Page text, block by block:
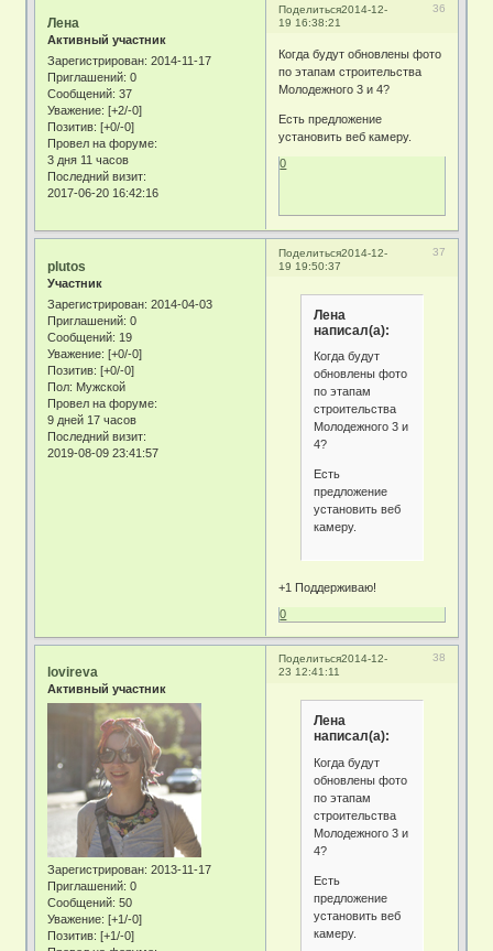
Поделиться 36
2014-12-
19 16:38:21
Лена
Активный участник
Зарегистрирован: 2014-11-17
Приглашений: 0
Сообщений: 37
Уважение: [+2/-0]
Позитив: [+0/-0]
Провел на форуме:
3 дня 11 часов
Последний визит:
2017-06-20 16:42:16
Когда будут обновлены фото
по этапам строительства
Молодежного 3 и 4?
Есть предложение
установить веб камеру.
0
Поделиться 37
2014-12-
19 19:50:37
plutos
Участник
Зарегистрирован: 2014-04-03
Приглашений: 0
Сообщений: 19
Уважение: [+0/-0]
Позитив: [+0/-0]
Пол: Мужской
Провел на форуме:
9 дней 17 часов
Последний визит:
2019-08-09 23:41:57
Лена
написал(а):
Когда будут
обновлены фото
по этапам
строительства
Молодежного 3 и
4?
Есть
предложение
установить веб
камеру.
+1 Поддерживаю!
0
Поделиться 38
2014-12-
23 12:41:11
lovireva
Активный участник
Зарегистрирован: 2013-11-17
Приглашений: 0
Сообщений: 50
Уважение: [+1/-0]
Позитив: [+1/-0]
Лена
написал(а):
Когда будут
обновлены фото
по этапам
строительства
Молодежного 3 и
4?
Есть
предложение
установить веб
камеру.